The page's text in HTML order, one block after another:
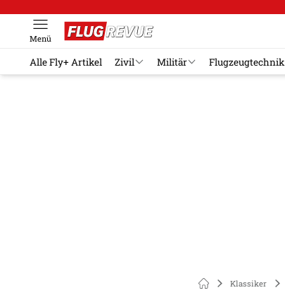
Menü
Alle Fly+ Artikel Zivil Militär Flugzeugtechnik
Klassiker